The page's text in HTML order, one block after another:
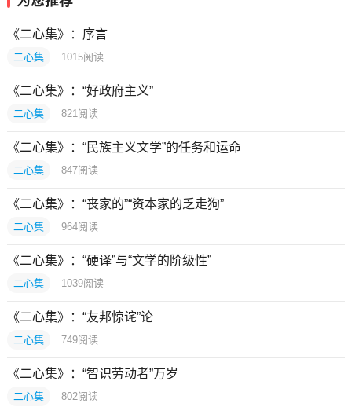
《二心集》：序言
二心集 1015阅读
《二心集》：“好政府主义”
二心集 821 阅读
《二心集》：“民族主义文学”的任务和运命
二心集 847阅读
《二心集》：“丧家的”“资本家的乏走狗”
二心集 964阅读
《二心集》：“硬译”与“文学的阶级性”
二心集 1039阅读
《二心集》：“友邦惊诧”论
二心集 749阅读
《二心集》：“智识劳动者”万岁
二心集 802阅读